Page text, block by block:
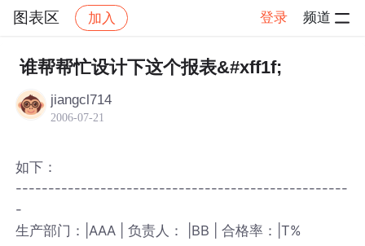
图表区 加入 登录 频道
社区 图表区 帖子详情
谁帮帮忙设计下这个报表&#xff1f;
jiangcl714
2006-07-21
如下：
---------------------------------------------------
-
生产部门：|AAA | 负责人： |BB | 合格率：|T%